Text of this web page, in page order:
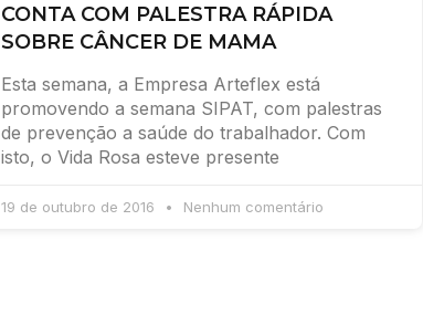
CONTA COM PALESTRA RÁPIDA
SOBRE CÂNCER DE MAMA
Esta semana, a Empresa Arteflex está
promovendo a semana SIPAT, com palestras
de prevenção a saúde do trabalhador. Com
isto, o Vida Rosa esteve presente
19 de outubro de 2016 Nenhum comentário